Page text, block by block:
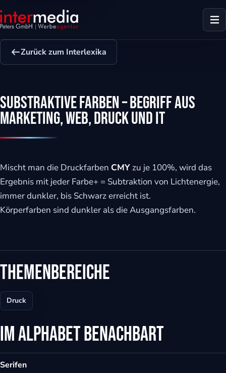
Zurück zum Interlexika
Substraktive Farben – Begriff aus
Marketing, Web, Druck und IT
Mischt man die Druckfarben CMY zu je 100%, wird das
Ergebnis mit jeder Farbe+ = Subtraktion von Lichtenergie,
immer dunkler, bis Schwarz erreicht ist.
Körperfarben sind dunkler als die Ausgangsfarben.
Themenbereiche
Druck
Im Alphabet benachbart
Serifen